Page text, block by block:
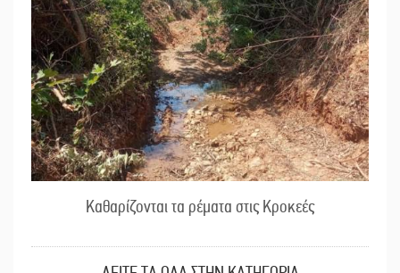
Καθαρίζονται τα ρέματα στις Κροκεές